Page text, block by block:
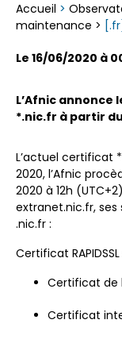
Accueil >
maintenance >
Le 16/06/2020 à
L’Afnic
*.nic.fr à partir
L’actuel certificat
2020, l’Afnic
2020 à 12h
extranet.nic.fr, ses
.nic.fr :
Certificat
Certificat de
Certificat